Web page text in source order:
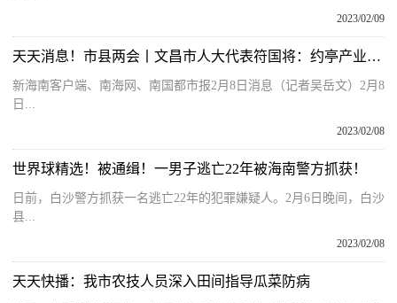
2023/02/09
天天消息！市县两会丨文昌市人大代表符国将：约亭产业园入园企业项目达30个，完成总投资56亿元
新海南客户端、南海网、南国都市报2月8日消息（记者吴岳文）2月8
日...
2023/02/08
世界球精选！被通缉！一男子逃亡22年被海南警方抓获！
日前，白沙警方抓获一名逃亡22年的犯罪嫌疑人。2月6日晚间，白沙
县...
2023/02/08
天天快播：我市农技人员深入田间指导瓜菜防病